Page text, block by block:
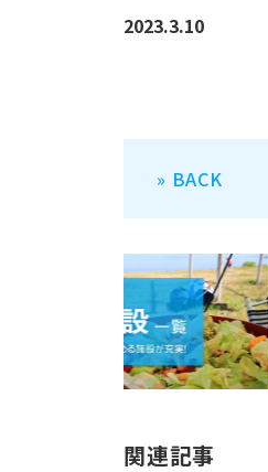
2023.3.10
» BACK
関連記事